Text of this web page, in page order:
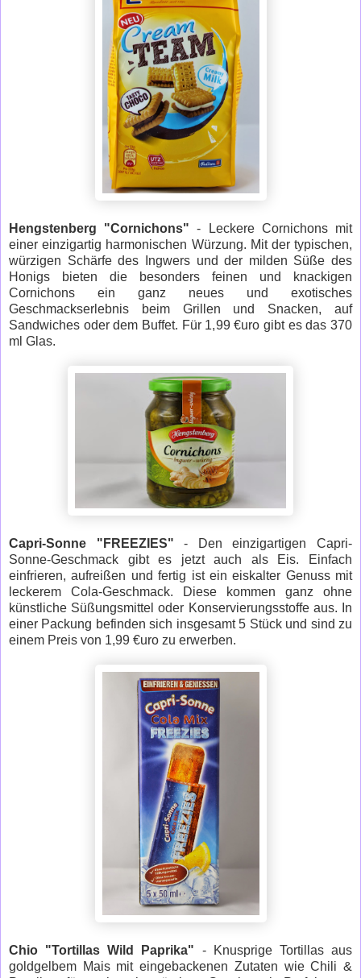
Hengstenberg "Cornichons" - Leckere Cornichons mit
einer einzigartig harmonischen Würzung. Mit der typischen,
würzigen Schärfe des Ingwers und der milden Süße des
Honigs bieten die besonders feinen und knackigen
Cornichons ein ganz neues und exotisches
Geschmackserlebnis beim Grillen und Snacken, auf
Sandwiches oder dem Buffet. Für 1,99 €uro gibt es das 370
ml Glas.
Capri-Sonne "FREEZIES" - Den einzigartigen Capri-
Sonne-Geschmack gibt es jetzt auch als Eis. Einfach
einfrieren, aufreißen und fertig ist ein eiskalter Genuss mit
leckerem Cola-Geschmack. Diese kommen ganz ohne
künstliche Süßungsmittel oder Konservierungsstoffe aus. In
einer Packung befinden sich insgesamt 5 Stück und sind zu
einem Preis von 1,99 €uro zu erwerben.
Chio "Tortillas Wild Paprika" - Knusprige Tortillas aus
goldgelbem Mais mit eingebackenen Zutaten wie Chili &